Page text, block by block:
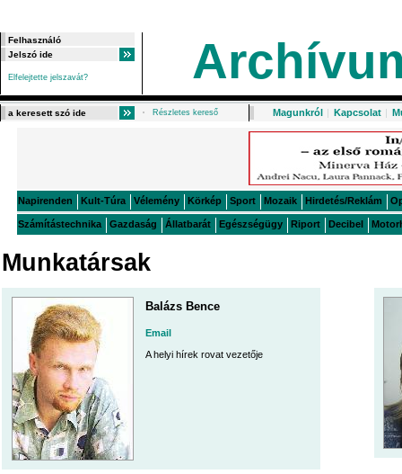
Elfelejtette jelszavát?
Részletes kereső Magunkról | Kapcsolat |
Napirenden Kult-Túra Vélemény Körkép Sport Mozaik Hirdetés/Reklám
Számítástechnika Gazdaság Állatbarát Egészségügy Riport Decibel
Munkatársak
Balázs Bence
Email
A helyi hírek rovat vezetője